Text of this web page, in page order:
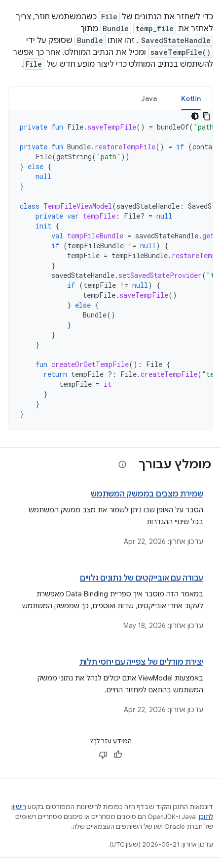
כדי לשחזר את הנתונים של File כשהמשתמש חוזר, צריך
לאחזר את temp_file
Bundle מתוך
SavedStateHandle . זהו אותו Bundle שסופק על ידי
saveTempFile() ומכיל את הנתיב המוחלט. אחר כך אפשר
להשתמש בנתיב המוחלט כדי ליצור מופע חדש של File
.
Kotlin
Java
private fun File. saveTempFile() = bundleOf( "path"
private fun Bundle. restoreTempFile() = if (
File(getString( "path" ))
} else {
null
}
class TempFileViewModel(savedStateHandle :
private var tempFile : File? = null
init {
val tempFileBundle = savedStateHandle.
if (tempFileBundle != null)
{
tempFile = tempFileBundle.
}
savedStateHandle. setSavedStateProvider(
if (tempFile != null)
{
tempFile. saveTempFile()
} else {
Bundle()
}
}
}
fun createOrGetTempFile(): File {
return tempFile ?: File.createTempFile(
tempFile = it
}
}
}
מומלץ עבורך
שמירת מצבים בממשק המשתמש
הסבר על האופן שבו ניתן לשמור את מצב ממשק המשתמש
בכל שינויי ההגדרות
עדכון אחרון: Apr 22, 2026
עבודה עם אובייקטים של נתונים גלויים
במאמר הזה מוסבר איך ספריית Data Binding מאפשרת
לעקוב אחרי אובייקטים, שדות ואוספים, כך שממשק המשתמש
מוסבר על סוגים כמו שדות, אוספים ואובייקטים שניתן לעקוב
עדכון אחרון: May 18, 2026
יצירת מודלים של צפייה עם יחסי תלות
באמצעות ViewModel אתם יכולים לנהל את נתוני ממשק
המשתמש בהתאם למחזור החיים.
עדכון אחרון: Apr 22, 2026
המידע עזר לך?
דוגמאות התוכן והקוד שבדף הזה כפופות לרישיונות המפורטים בקטע רישיון
לתוכן
.‏ Java ו-OpenJDK הם סימנים מסחריים או סימנים מסחריים רשומים
של חברת Oracle ו/או של השותפים העצמאיים שלה.
עדכון אחרון: 2026-05-21 (שעון UTC).